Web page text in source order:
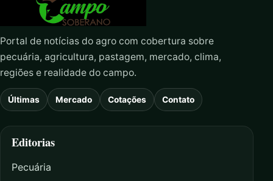
Portal de notícias do agro com cobertura sobre
pecuária, agricultura, pastagem, mercado, clima,
regiões e realidade do campo.
Últimas Mercado Cotações Contato
Editorias
Pecuária